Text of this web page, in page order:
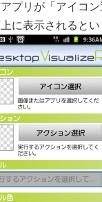
プリが「アイコ
に表示されるとい